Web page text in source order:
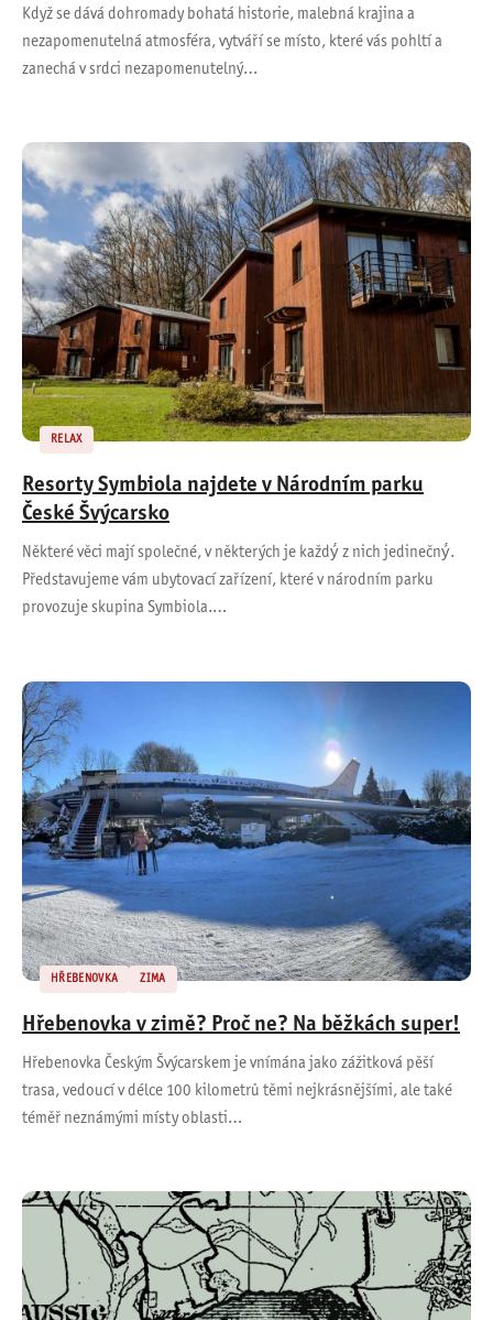
Když se dává dohromady bohatá historie, malebná krajina a
nezapomenutelná atmosféra, vytváří se místo, které vás pohltí a
zanechá v srdci nezapomenutelný…
RELAX
Resorty Symbiola najdete v Národním parku
České Švýcarsko
Některé věci mají společné, v některých je každý́ z nich jedinečný́.
Představujeme vám ubytovací zařízení, které v národním parku
provozuje skupina Symbiola.…
HŘEBENOVKA ZIMA
Hřebenovka v zimě? Proč ne? Na běžkách super!
Hřebenovka Českým Švýcarskem je vnímána jako zážitková pěší
trasa, vedoucí v délce 100 kilometrů těmi nejkrásnějšími, ale také
téměř neznámými místy oblasti…